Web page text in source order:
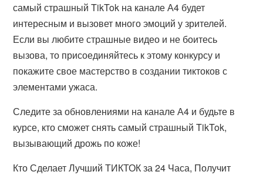
самый страшный TikTok на канале А4 будет
интересным и вызовет много эмоций у зрителей.
Если вы любите страшные видео и не боитесь
вызова, то присоединяйтесь к этому конкурсу и
покажите свое мастерство в создании тиктоков с
элементами ужаса.
Следите за обновлениями на канале А4 и будьте в
курсе, кто сможет снять самый страшный TikTok,
вызывающий дрожь по коже!
Кто Сделает Лучший ТИКТОК за 24 Часа, Получит